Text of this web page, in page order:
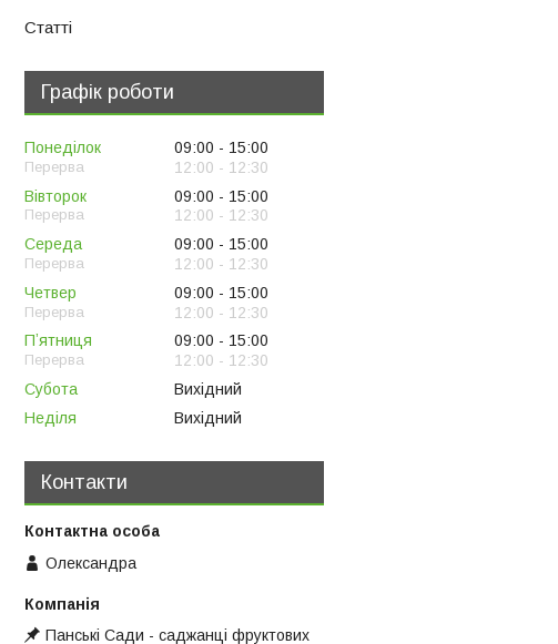
Статті
Графік роботи
Понеділок 09:00
15:00
12:00
12:30
Вівторок
09:00
15:00
12:00
12:30
Середа
09:00
15:00
12:00
12:30
Четвер
09:00
15:00
12:00
12:30
Пʼятниця
09:00
15:00
12:00
12:30
Субота
Вихідний
Неділя
Вихідний
Контакти
Олександра
Панські Сади - саджанці фруктових